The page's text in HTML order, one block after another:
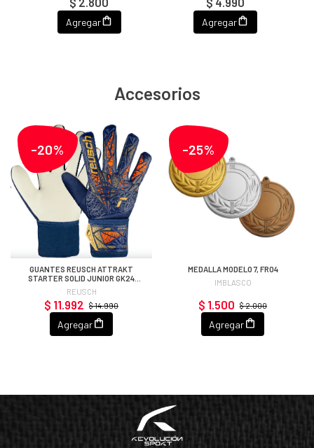
Agregar Agregar
Accesorios
-20%
GUANTES REUSCH ATTRAKT
STARTER SOLID JUNIOR GK24
(AZULINO/DORADO/BLANCO
REUSCH
$ 14.990
$ 11.992
Agregar
-25%
MEDALLA MODELO 7, FR04
IMBLASCO
$ 2.000
$ 1.500
Agregar